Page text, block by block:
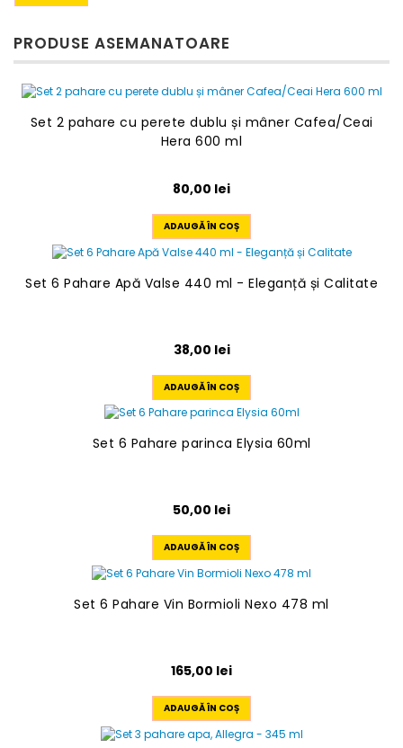
PRODUSE ASEMANATOARE
Set 2 pahare cu perete dublu și mâner Cafea/Ceai
Hera 600 ml
80,00 lei
ADAUGĂ ÎN COȘ
Set 6 Pahare Apă Valse 440 ml - Eleganță și Calitate
38,00 lei
ADAUGĂ ÎN COȘ
Set 6 Pahare parinca Elysia 60ml
50,00 lei
ADAUGĂ ÎN COȘ
Set 6 Pahare Vin Bormioli Nexo 478 ml
165,00 lei
ADAUGĂ ÎN COȘ